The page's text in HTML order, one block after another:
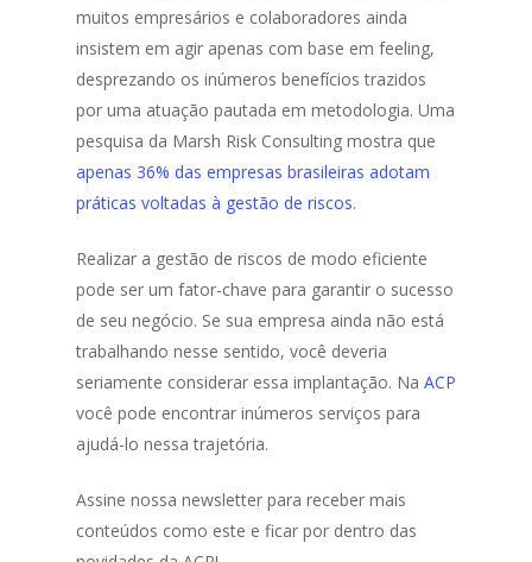
muitos empresários e colaboradores ainda
insistem em agir apenas com base em feeling,
desprezando os inúmeros benefícios trazidos
por uma atuação pautada em metodologia. Uma
pesquisa da Marsh Risk Consulting mostra que
apenas 36% das empresas brasileiras adotam
práticas voltadas à gestão de riscos.
Realizar a gestão de riscos de modo eficiente
pode ser um fator-chave para garantir o sucesso
de seu negócio. Se sua empresa ainda não está
trabalhando nesse sentido, você deveria
seriamente considerar essa implantação. Na ACP
você pode encontrar inúmeros serviços para
ajudá-lo nessa trajetória.
Assine nossa newsletter para receber mais
conteúdos como este e ficar por dentro das